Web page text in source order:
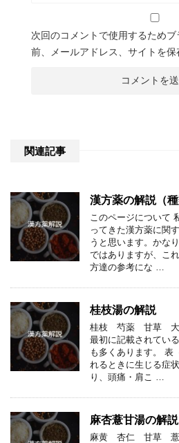
次回のコメントで使用するため
前、メールアドレス、サイトを保
関連記事
漢方薬の解説（種
このページについて
ってきた漢方薬に関
うと思います。かな
ではありますが、こ
方達の参考にな …
桂枝湯の解説
桂枝 芍薬 甘草 大
最初に記載されてい
も多くあります。 表
れるときに生じる症
り、頭痛・肩こ …
麻杏薏甘湯の解説
麻黄 杏仁 甘草 薏